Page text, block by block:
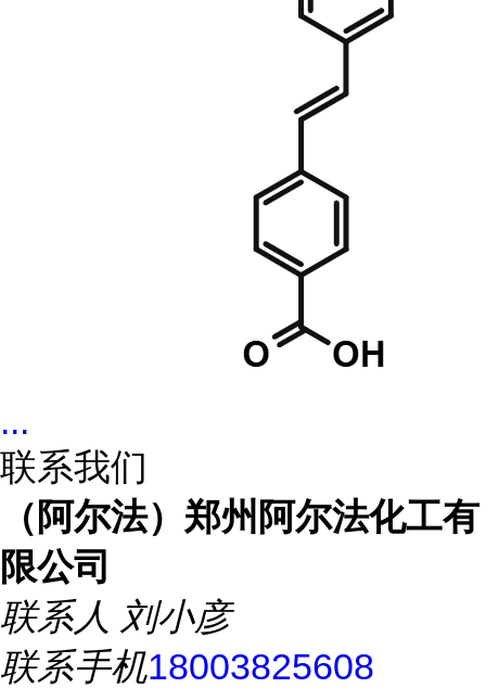
...
联系我们
（阿尔法）郑州阿尔法化工有
限公司
联系人 刘小彦
联系手机18003825608